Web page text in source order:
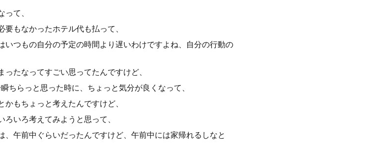
て、
もなかったホテル代も払って、
いつもの自分の予定の時間より遅いわけですよね、自分の行動の
たなってすごい思ってたんですけど、
ちらっと思った時に、ちょっと気分が良くなって、
もちょっと考えたんですけど、
いろ考えてみようと思って、
午前中ぐらいだったんですけど、午前中には家帰れるしなと